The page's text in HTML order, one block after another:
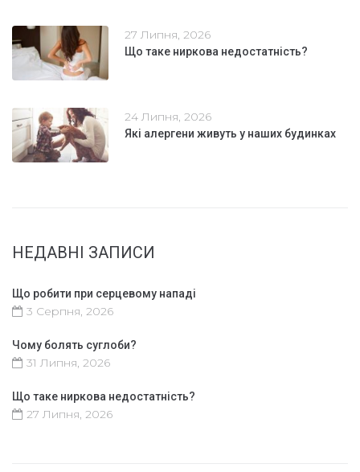
27 Липня, 2026
Що таке ниркова недостатність?
24 Липня, 2026
Які алергени живуть у наших будинках
НЕДАВНІ ЗАПИСИ
Що робити при серцевому нападі
3 Серпня, 2026
Чому болять суглоби?
31 Липня, 2026
Що таке ниркова недостатність?
27 Липня, 2026